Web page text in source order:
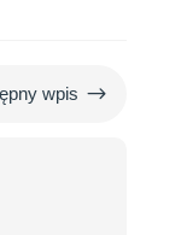
wpis $